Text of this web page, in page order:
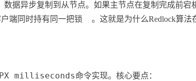
数据异步复制到从节点。如果主节点在复制完成前宕
端同时持有同一把锁
。这就是为什么Redlock算法
milliseconds命令实现。核心要点：